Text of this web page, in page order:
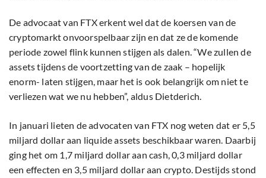
De advocaat van FTX erkent wel dat de koersen van de
cryptomarkt onvoorspelbaar zijn en dat ze de komende
periode zowel flink kunnen stijgen als dalen. “We zullen de
assets tijdens de voortzetting van de zaak – hopelijk
enorm- laten stijgen, maar het is ook belangrijk om niet te
verliezen wat we nu hebben”, aldus Dietderich.
In januari lieten de advocaten van FTX nog weten dat er 5,5
miljard dollar aan liquide assets beschikbaar waren. Daarbij
ging het om 1,7 miljard dollar aan cash, 0,3 miljard dollar
een effecten en 3,5 miljard dollar aan crypto. Destijds stond